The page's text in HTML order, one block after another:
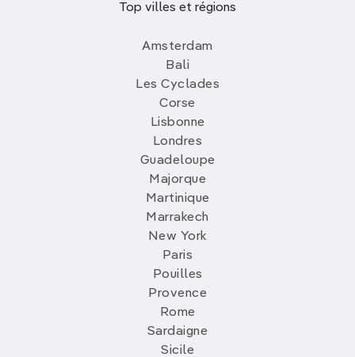
Top villes et régions
Amsterdam
Bali
Les Cyclades
Corse
Lisbonne
Londres
Guadeloupe
Majorque
Martinique
Marrakech
New York
Paris
Pouilles
Provence
Rome
Sardaigne
Sicile